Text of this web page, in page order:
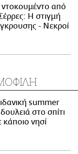
ντοκουμέντο από
Η στιγμή
- Νεκροί
summer
στο σπίτι
κάποιο νησί